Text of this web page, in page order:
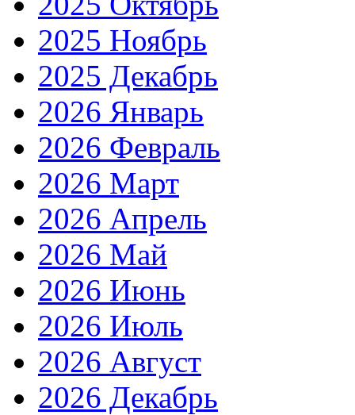
2025 Ноябрь
2025 Декабрь
2026 Январь
2026 Февраль
2026 Март
2026 Апрель
2026 Май
2026 Июнь
2026 Июль
2026 Август
2026 Декабрь